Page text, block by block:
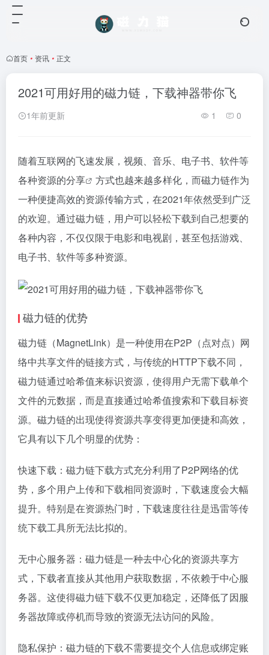
首页 • 资讯 • 正文
2021可用好用的磁力链，下载神器带你飞
1年前更新 1 0
随着互联网的飞速发展，视频、音乐、电子书、软件等
各种资源的分享
方式也越来越多样化，而磁力链作为
一种便捷高效的资源传输方式，在2021年依然受到广泛
的欢迎。通过磁力链，用户可以轻松下载到自己想要的
各种内容，不仅仅限于电影和电视剧，甚至包括游戏、
电子书、软件等多种资源。
磁力链的优势
磁力链（MagnetLink）是一种使用在P2P（点对点）网
络中共享文件的链接方式，与传统的HTTP下载不同，
磁力链通过哈希值来标识资源，使得用户无需下载单个
文件的元数据，而是直接通过哈希值搜索和下载目标资
源。磁力链的出现使得资源共享变得更加便捷和高效，
它具有以下几个明显的优势：
快速下载：磁力链下载方式充分利用了P2P网络的优
势，多个用户上传和下载相同资源时，下载速度会大幅
提升。特别是在资源热门时，下载速度往往是迅雷等传
统下载工具所无法比拟的。
无中心服务器：磁力链是一种去中心化的资源共享方
式，下载者直接从其他用户获取数据，不依赖于中心服
务器。这使得磁力链下载不仅更加稳定，还降低了因服
务器故障或停机而导致的资源无法访问的风险。
隐私保护：磁力链的下载不需要提交个人信息或绑定账